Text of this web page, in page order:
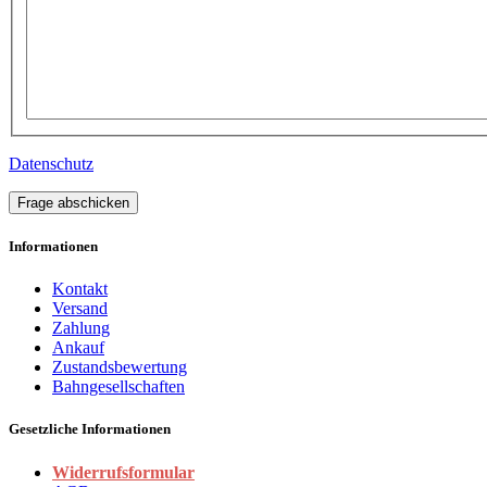
Datenschutz
Frage abschicken
Informationen
Kontakt
Versand
Zahlung
Ankauf
Zustandsbewertung
Bahngesellschaften
Gesetzliche Informationen
Widerrufsformular